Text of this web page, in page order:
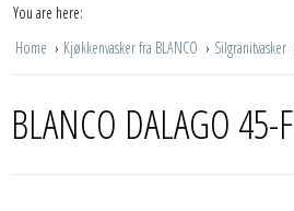
You are here:
Home
Kjøkkenvasker fra BLANCO Silgranitvasker
BLANCO DALAGO 45-F